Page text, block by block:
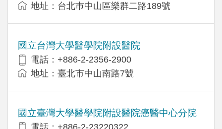
地址：台北巿中山區樂群二路189號
國立台灣大學醫學院附設醫院
電話：+886-2-2356-2900
地址：臺北市中山南路7號
國立臺灣大學醫學院附設醫院癌醫中心分院
電話：+886-2-23220322